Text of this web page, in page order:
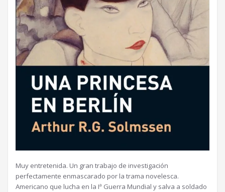
Muy entretenida. Un gran trabajo de investigación
perfectamente enmascarado por la trama novelesca.
Americano que lucha en la Iª Guerra Mundial y salva a soldado